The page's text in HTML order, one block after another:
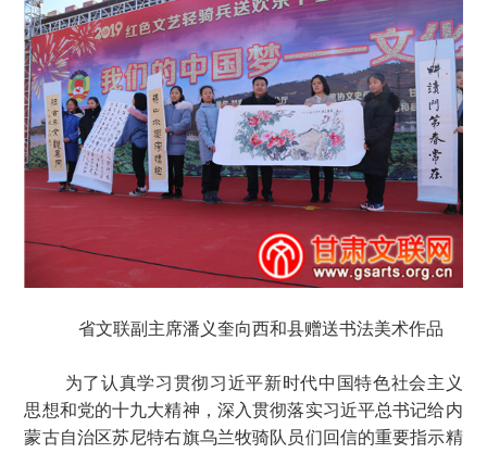
省文联副主席潘义奎向西和县赠送书法美术作品
为了认真学习贯彻习近平新时代中国特色社会主义
思想和党的十九大精神，深入贯彻落实习近平总书记给内
蒙古自治区苏尼特右旗乌兰牧骑队员们回信的重要指示精